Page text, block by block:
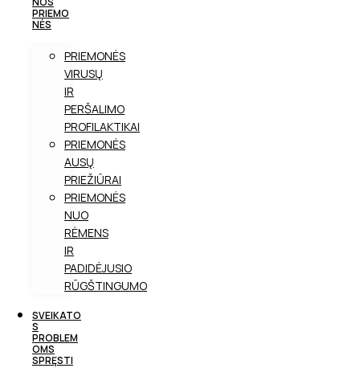
PRIEMO
NĖS
PRIEMONĖS
VIRUSŲ
IR
PERŠALIMO
PROFILAKTIKAI
PRIEMONĖS
AUSŲ
PRIEŽIŪRAI
PRIEMONĖS
NUO
RĖMENS
IR
PADIDĖJUSIO
RŪGŠTINGUMO
SVEIKATO
S
PROBLEM
OMS
SPRĘSTI